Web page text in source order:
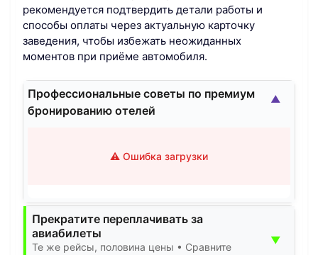
рекомендуется подтвердить детали работы и
способы оплаты через актуальную карточку
заведения, чтобы избежать неожиданных
моментов при приёме автомобиля.
Профессиональные советы по премиум
бронированию отелей
⚠️ Ошибка загрузки
▲
Прекратите переплачивать за
авиабилеты
Те же рейсы, половина цены • Сравните
▼